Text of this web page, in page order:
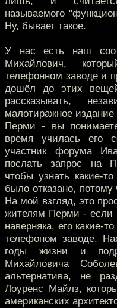
называемого
Ну, бывает такое.
У нас есть наш
Михайлович,
телефонном заводе и
дошёл до этих
рассказывать,
малотиражное издание
Перми - вы
время училась его
участник форума
послать запрос на
чтобы узнать какие-
было отказано,
На мой взгляд, это
жителям Перми - если
наверняка, его какие-
телефоном заводе.
годы жизни и
Михайловича
альтернатива, не
Лоуренс Майлз,
американских